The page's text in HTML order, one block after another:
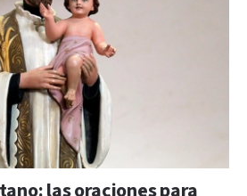
las oraciones para